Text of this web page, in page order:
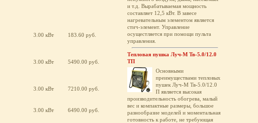
3.00 кВт 183.60 руб.
3.00 кВт 5490.00 руб.
3.00 кВт 7210.00 руб.
3.00 кВт 6490.00 руб.
и т.д. Вырабатываемая мощность
составляет 12,5 кВт. В завесе
нагревательным элементом является
стич-элемент. Управление
осущестляется при помощи пульта
управления.
Тепловая пушка Луч-М Тв-5.0/12.0
ТП
Основными
преимуществами тепловых
пушек Луч-М Тв-5.0/12.0
П является высокая
производительность обогрева, малый
вес и компактные размеры, большое
разнообразие моделей и моментальная
готовность к работе, не требующая